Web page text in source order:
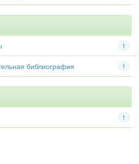
1
1
библиография
1